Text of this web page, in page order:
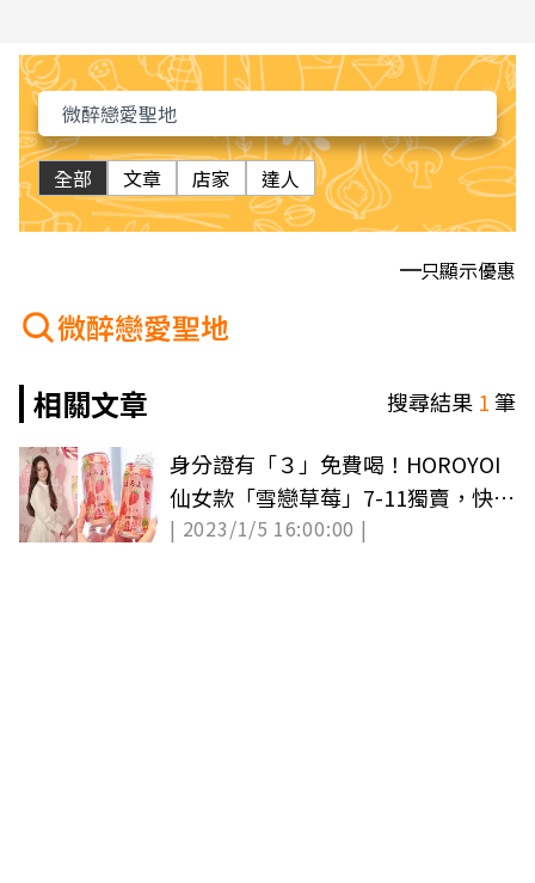
全部 文章 店家 達人
只顯示優惠
微醉戀愛聖地
相關文章
搜尋結果 1筆
身分證有「３」免費喝！HOROYOI
仙女款「雪戀草莓」7-11獨賣，快閃
再拿好康
| 2023/1/5 16:00:00 |